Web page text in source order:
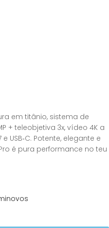
em titânio, sistema de
+ teleobjetiva 3x, vídeo 4K a
e USB‑C. Potente, elegante e
é pura performance no teu